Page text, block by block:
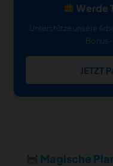
Werde
Unterstütze unsere
JETZT
Magische